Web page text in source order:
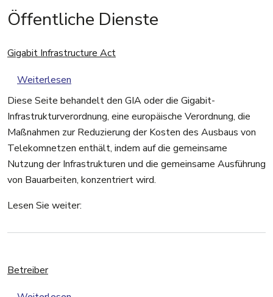
Öffentliche Dienste
Gigabit Infrastructure Act
Weiterlesen
Diese Seite behandelt den GIA oder die Gigabit-
Infrastrukturverordnung, eine europäische Verordnung, die
Maßnahmen zur Reduzierung der Kosten des Ausbaus von
Telekomnetzen enthält, indem auf die gemeinsame
Nutzung der Infrastrukturen und die gemeinsame Ausführung
von Bauarbeiten, konzentriert wird.
Lesen Sie weiter:
Betreiber